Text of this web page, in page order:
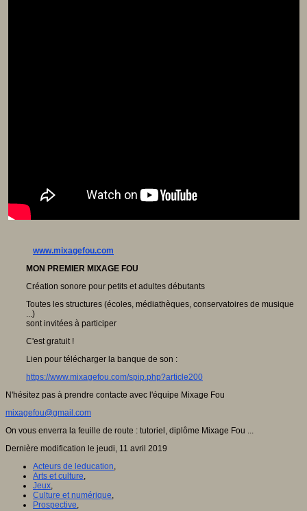
www.mixagefou.com
MON PREMIER MIXAGE FOU
Création sonore pour petits et adultes débutants
Toutes les structures (écoles, médiathèques, conservatoires de musique
...)
sont invitées à participer
C'est gratuit !
Lien pour télécharger la banque de son :
https://www.mixagefou.com/spip.php?article200
N'hésitez pas à prendre contacte avec l'équipe Mixage Fou
mixagefou@gmail.com
On vous enverra la feuille de route : tutoriel, diplôme Mixage Fou ...
Dernière modification le jeudi, 11 avril 2019
Acteurs de leducation,
Arts et culture,
Jeux,
Culture et numérique,
Prospective,